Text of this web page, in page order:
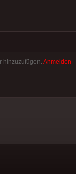
hinzuzufügen. Anmelden